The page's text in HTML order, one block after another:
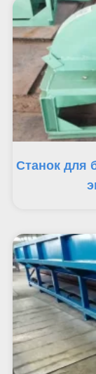
Станок для